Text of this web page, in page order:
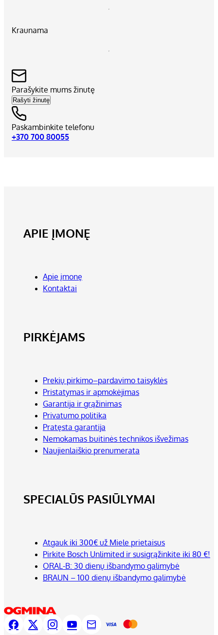
Kraunama
Parašykite mums žinutę
Rašyti žinutę
Paskambinkite telefonu
+370 700 80055
APIE ĮMONĘ
Apie įmonę
Kontaktai
PIRKĖJAMS
Prekių pirkimo–pardavimo taisyklės
Pristatymas ir apmokėjimas
Garantija ir grąžinimas
Privatumo politika
Pratęsta garantija
Nemokamas buitinės technikos išvežimas
Naujienlaiškio prenumerata
SPECIALŪS PASIŪLYMAI
Atgauk iki 300€ už Miele prietaisus
Pirkite Bosch Unlimited ir susigrąžinkite iki 80 €!
ORAL-B: 30 dienų išbandymo galimybė
BRAUN – 100 dienų išbandymo galimybė